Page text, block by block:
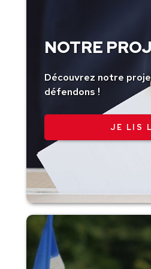
NOTRE
Découvrez notre
défendons !
JE LIS